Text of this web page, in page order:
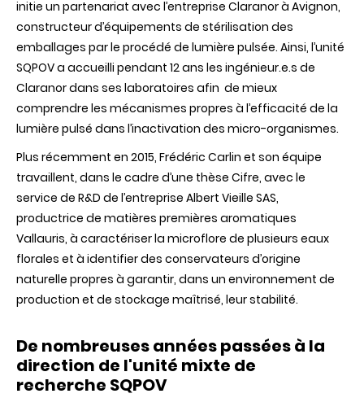
initie un partenariat avec l’entreprise Claranor à Avignon,
constructeur d’équipements de stérilisation des
emballages par le procédé de lumière pulsée. Ainsi, l’unité
SQPOV a accueilli pendant 12 ans les ingénieur.e.s de
Claranor dans ses laboratoires afin de mieux
comprendre les mécanismes propres à l’efficacité de la
lumière pulsé dans l’inactivation des micro-organismes.
Plus récemment en 2015, Frédéric Carlin et son équipe
travaillent, dans le cadre d’une thèse Cifre, avec le
service de R&D de l’entreprise Albert Vieille SAS,
productrice de matières premières aromatiques
Vallauris, à caractériser la microflore de plusieurs eaux
florales et à identifier des conservateurs d’origine
naturelle propres à garantir, dans un environnement de
production et de stockage maîtrisé, leur stabilité.
De nombreuses années passées à la
direction de l'unité mixte de
recherche SQPOV